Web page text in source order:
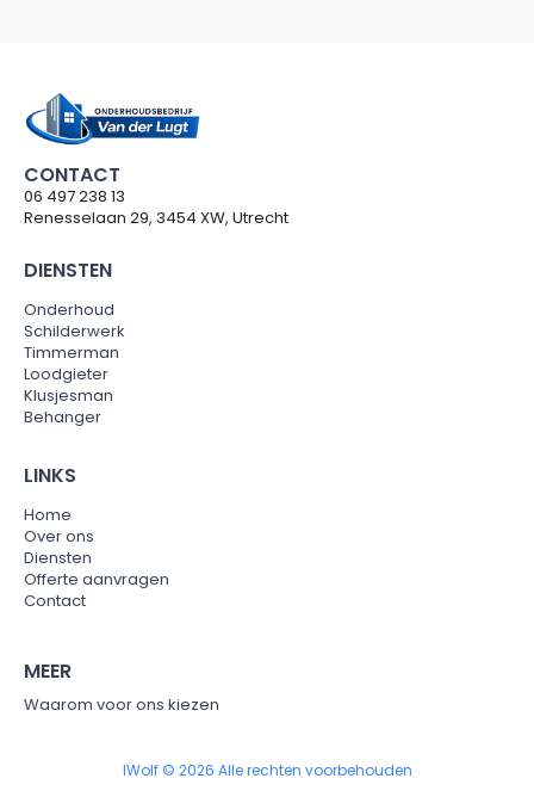
CONTACT
06 497 238 13
Renesselaan 29, 3454 XW, Utrecht
DIENSTEN
Onderhoud
Schilderwerk
Timmerman
Loodgieter
Klusjesman
Behanger
LINKS
Home
Over ons
Diensten
Offerte aanvragen
Contact
MEER
Waarom voor ons kiezen
IWolf © 2026 Alle rechten voorbehouden